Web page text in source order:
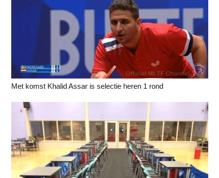
Met komst Khalid Assar is selectie heren 1 rond